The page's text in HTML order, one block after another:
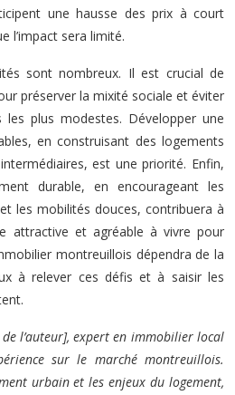
une hausse des prix à court
l’impact sera limité.
sont nombreux. Il est crucial de
préserver la mixité sociale et éviter
les plus modestes. Développer une
en construisant des logements
est une priorité. Enfin,
durable, en encourageant les
les mobilités douces, contribuera à
attractive et agréable à vivre pour
montreuillois dépendra de la
à relever ces défis et à saisir les
l’auteur], expert en immobilier local
sur le marché montreuillois.
urbain et les enjeux du logement,